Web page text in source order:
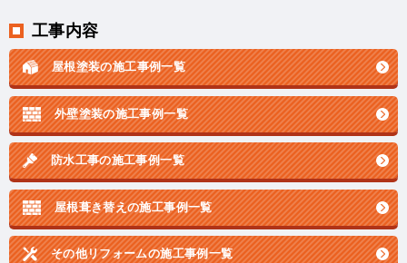
工事内容
屋根塗装の施工事例一覧
外壁塗装の施工事例一覧
防水工事の施工事例一覧
屋根葺き替えの施工事例一覧
その他リフォームの施工事例一覧